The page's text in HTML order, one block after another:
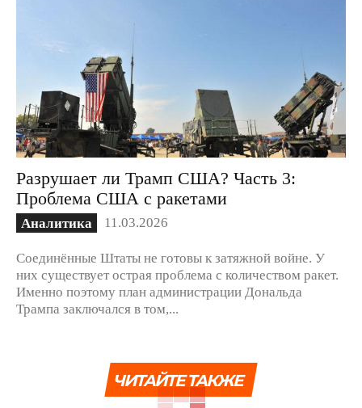
Разрушает ли Трамп США? Часть 3:
Проблема США с ракетами
Аналитика 11.03.2026
Соединённые Штаты не готовы к затяжной войне. У
них существует острая проблема с количеством ракет.
Именно поэтому план администрации Дональда
Трампа заключался в том,...
ЧИТАЙТЕ ТАКЖЕ